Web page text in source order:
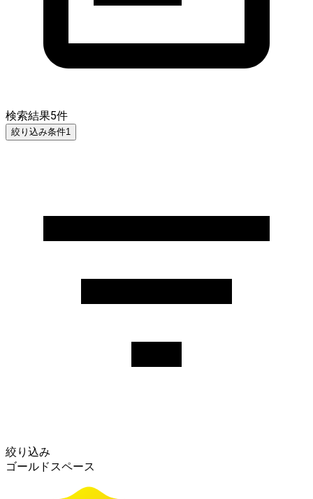
検索結果5件
絞り込み条件1
絞り込み
ゴールドスペース